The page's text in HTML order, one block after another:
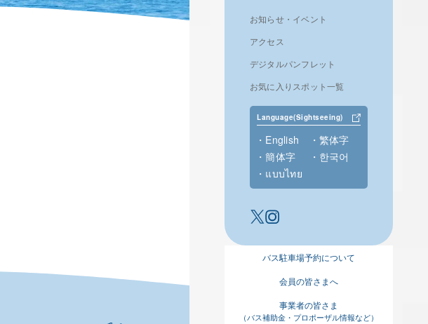
お知らせ・イベント
アクセス
デジタルパンフレット
お気に入りスポット一覧
Language(Sightseeing)
English
繁体字
簡体字
한국어
แบบไทย
バス駐車場予約について
会員の皆さまへ
事業者の皆さま
（バス補助金・プロポーザル情報など）